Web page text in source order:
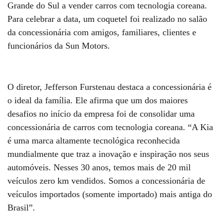
Grande do Sul a vender carros com tecnologia coreana.
Para celebrar a data, um coquetel foi realizado no salão
da concessionária com amigos, familiares, clientes e
funcionários da Sun Motors.
O diretor, Jefferson Furstenau destaca a concessionária é
o ideal da família. Ele afirma que um dos maiores
desafios no início da empresa foi de consolidar uma
concessionária de carros com tecnologia coreana. “A Kia
é uma marca altamente tecnológica reconhecida
mundialmente que traz a inovação e inspiração nos seus
automóveis. Nesses 30 anos, temos mais de 20 mil
veículos zero km vendidos. Somos a concessionária de
veículos importados (somente importado) mais antiga do
Brasil”.